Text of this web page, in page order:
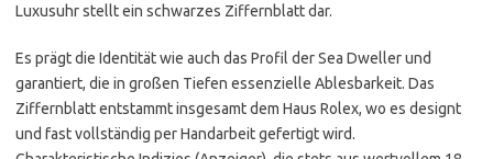
Luxusuhr stellt ein schwarzes Ziffernblatt dar.
Es prägt die Identität wie auch das Profil der Sea Dweller und
garantiert, die in großen Tiefen essenzielle Ablesbarkeit. Das
Ziffernblatt entstammt insgesamt dem Haus Rolex, wo es designt
und fast vollständig per Handarbeit gefertigt wird.